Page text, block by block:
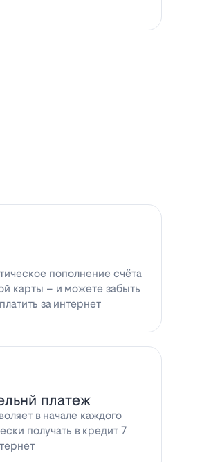
пополнение счёта
карты – и можете забыть
за интернет
платеж
в начале каждого
получать в кредит 7